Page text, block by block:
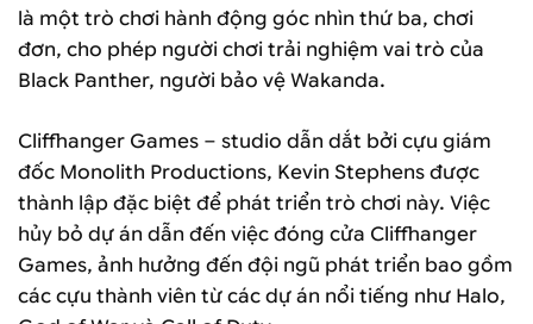
là một trò chơi hành động góc nhìn thứ ba, chơi
đơn, cho phép người chơi trải nghiệm vai trò của
Black Panther, người bảo vệ Wakanda.
Cliffhanger Games – studio dẫn dắt bởi cựu giám
đốc Monolith Productions, Kevin Stephens được
thành lập đặc biệt để phát triển trò chơi này. Việc
hủy bỏ dự án dẫn đến việc đóng cửa Cliffhanger
Games, ảnh hưởng đến đội ngũ phát triển bao gồm
các cựu thành viên từ các dự án nổi tiếng như Halo,